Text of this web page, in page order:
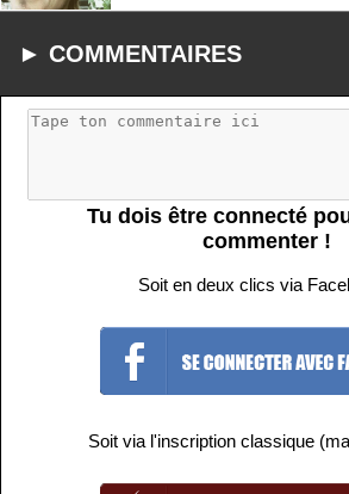
► COMMENTAIRES
Tu dois être connecté
commenter !
Soit en deux clics via
Soit via l'inscription classique